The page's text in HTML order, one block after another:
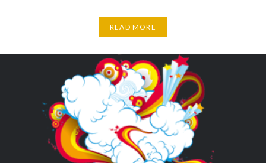
READ MORE